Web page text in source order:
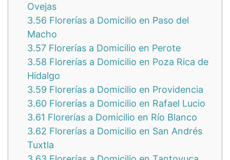
Ovejas
3.56 Florerías a Domicilio en Paso del
Macho
3.57 Florerías a Domicilio en Perote
3.58 Florerías a Domicilio en Poza Rica de
Hidalgo
3.59 Florerías a Domicilio en Providencia
3.60 Florerías a Domicilio en Rafael Lucio
3.61 Florerías a Domicilio en Río Blanco
3.62 Florerías a Domicilio en San Andrés
Tuxtla